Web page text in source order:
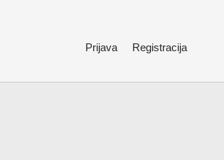
Prijava Registracija